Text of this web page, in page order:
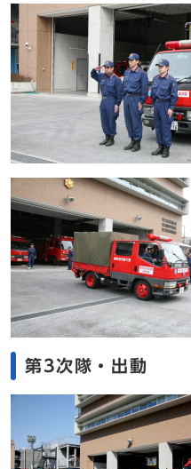
第3次隊・出動